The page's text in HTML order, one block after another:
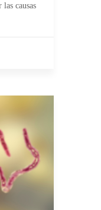
causas